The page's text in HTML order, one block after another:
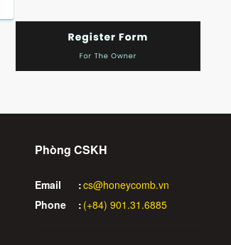
Phòng CSKH
Email :cs@honeycomb.vn
Phone
: (+84) 901.31.6885